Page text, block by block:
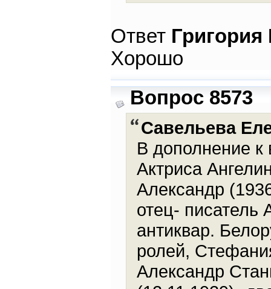
Ответ
Хорошо
Вопрос 8573
Савельева
В дополнение
Актриса
Александр
отец- писатель
антиквар.
ролей,
Александр